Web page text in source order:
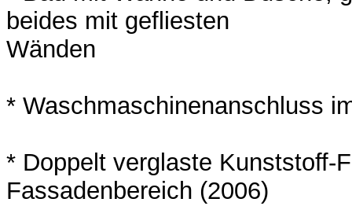
beides mit gefliesten
Wänden
* Waschmaschinenanschluss
* Doppelt verglaste Kunststoff-
Fassadenbereich (2006)